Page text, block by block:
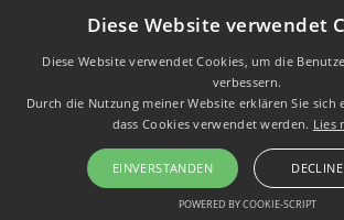
Diese Website verwendet
Diese Website verwendet Cookies, um die
verbessern.
Durch die Nutzung meiner Website erklären Sie sich
dass Cookies verwendet werden. Lies
EINVERSTANDEN
POWERED BY COOKIE-SCRIPT